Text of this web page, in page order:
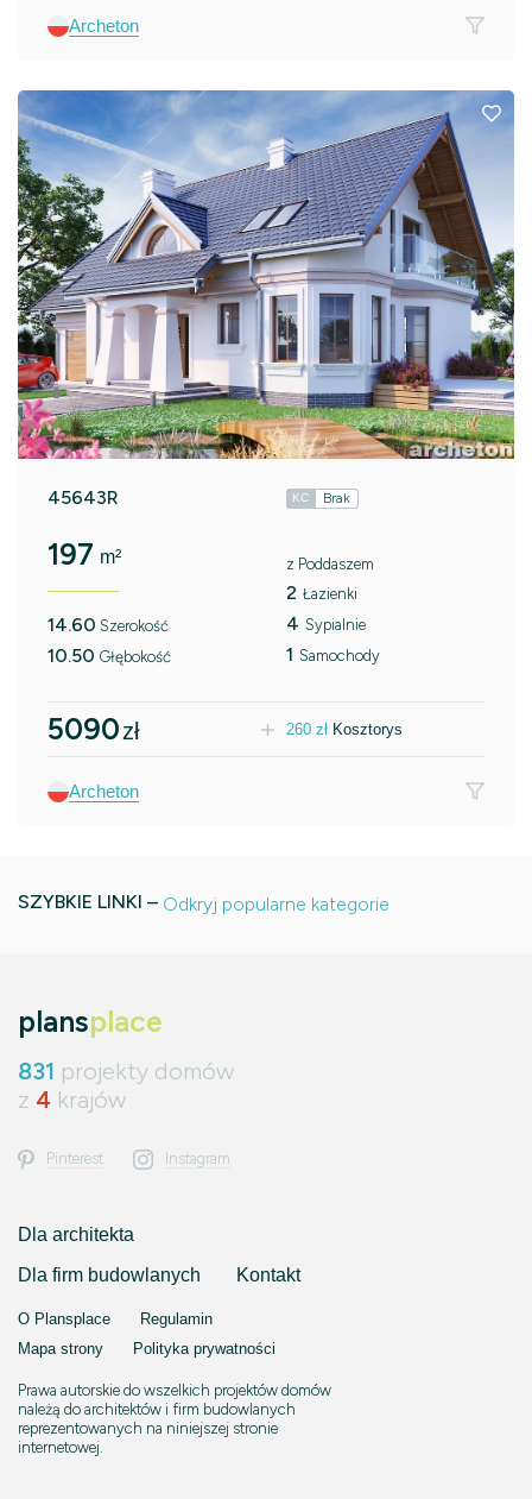
Archeton
45643R KC Brak
197 m²
14.60 Szerokość
10.50 Głębokość
z Poddaszem
2 Łazienki
4 Sypialnie
1 Samochody
5090zł 260 zł Kosztorys
Archeton
SZYBKIE LINKI – Odkryj popularne kategorie
plansplace
831 projekty domów
z 4 krajów
Pinterest Instagram
Dla architekta
Dla firm budowlanych
Kontakt
O Plansplace
Regulamin
Mapa strony
Polityka prywatności
Prawa autorskie do wszelkich projektów domów
należą do architektów i firm budowlanych
reprezentowanych na niniejszej stronie
internetowej.